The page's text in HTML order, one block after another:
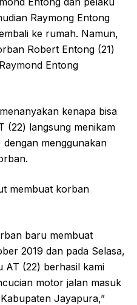
Raymong Entong
ke rumah. Namun,
Robert Entong (21)
Entong
kenapa bisa
(22) langsung menikam
menggunakan
membuat korban
baru membuat
2019 dan pada Selasa,
AT (22) berhasil kami
motor jalan masuk
Jayapura,”